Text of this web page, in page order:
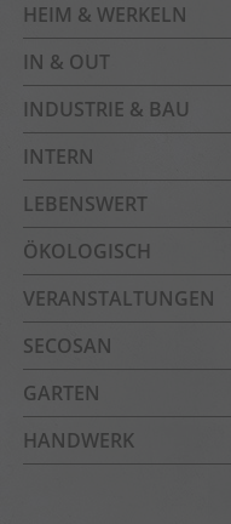
HEIM & WERKELN
IN & OUT
INDUSTRIE & BAU
INTERN
LEBENSWERT
ÖKOLOGISCH
VERANSTALTUNGEN
SECOSAN
GARTEN
HANDWERK